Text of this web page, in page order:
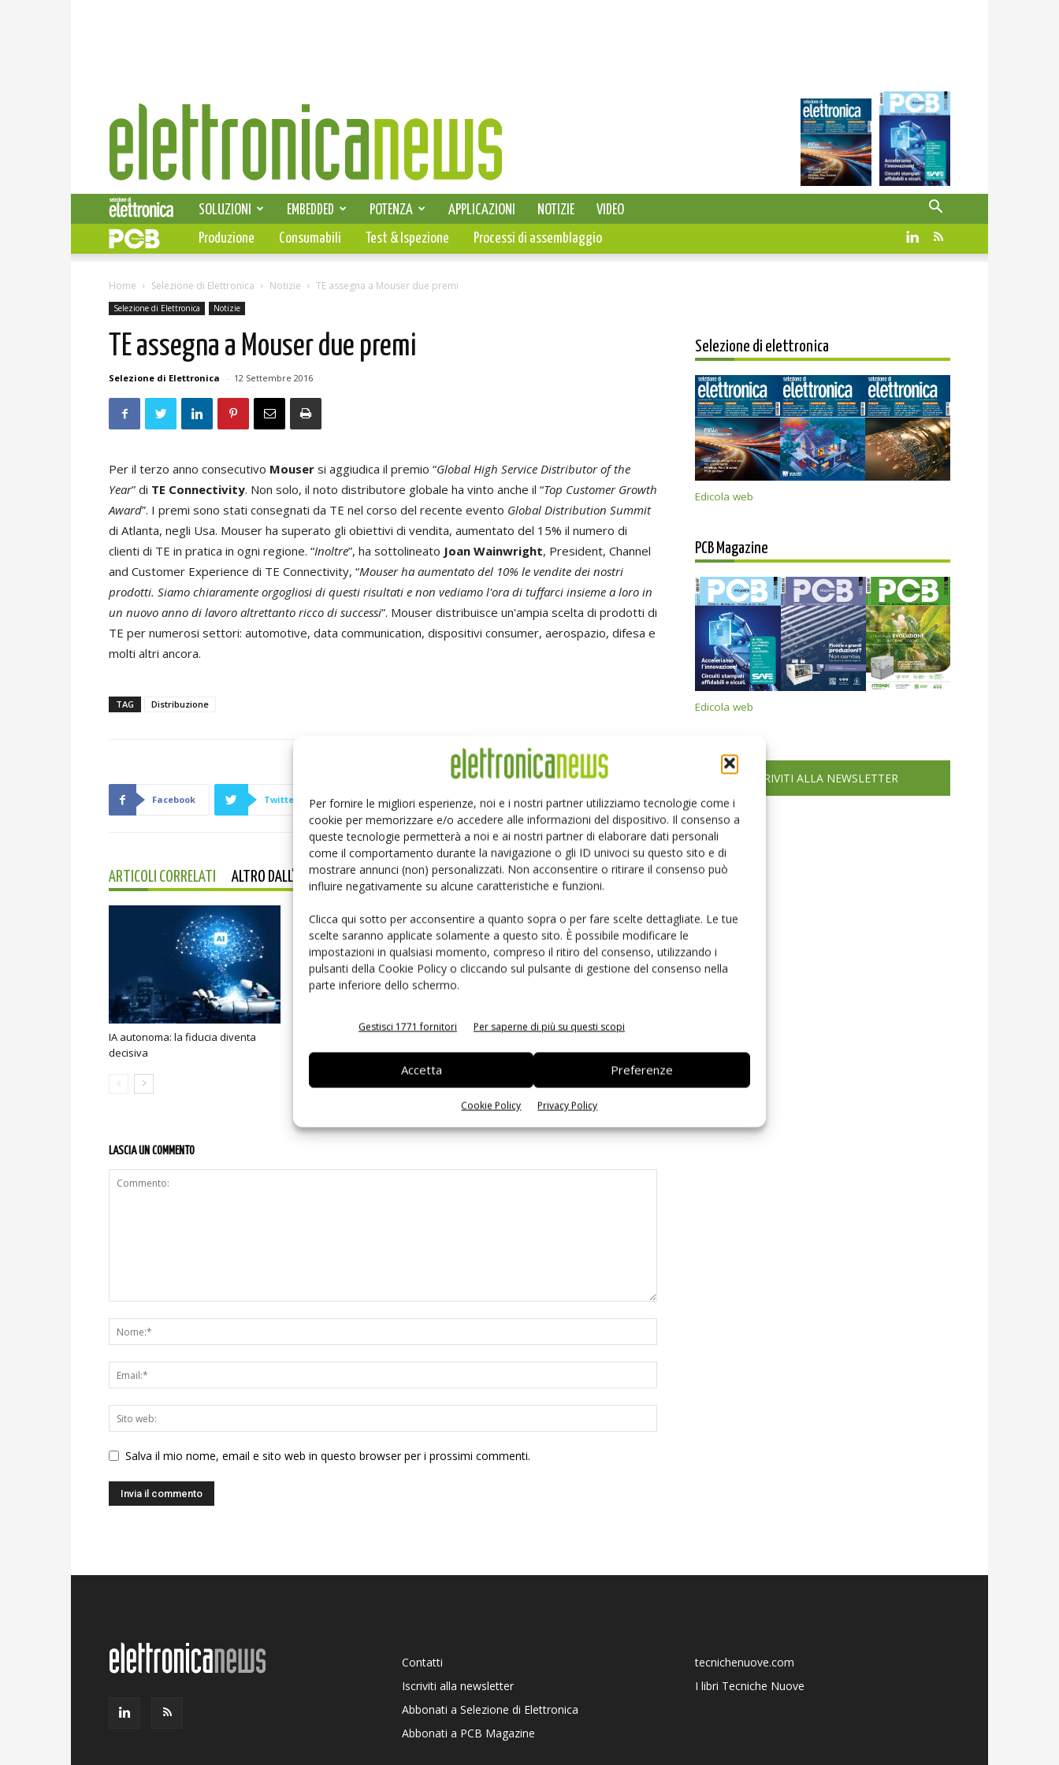
Per fornire le migliori esperienze, noi e i nostri partner utilizziamo tecnologie come i
cookie per memorizzare e/o accedere alle informazioni del dispositivo. Il consenso a
queste tecnologie permetterà a noi e ai nostri partner di elaborare dati personali
come il comportamento durante la navigazione o gli ID univoci su questo sito e di
mostrare annunci (non) personalizzati. Non acconsentire o ritirare il consenso può
influire negativamente su alcune caratteristiche e funzioni.
Clicca qui sotto per acconsentire a quanto sopra o per fare scelte dettagliate. Le tue
scelte saranno applicate solamente a questo sito. È possibile modificare le
impostazioni in qualsiasi momento, compreso il ritiro del consenso, utilizzando i
pulsanti della Cookie Policy o cliccando sul pulsante di gestione del consenso nella
parte inferiore dello schermo.
Gestisci 1771 fornitori Per saperne di più su questi scopi
Accetta Preferenze
Cookie Policy Privacy Policy
Elettronica
News
SELEZIONE DI ELETTRONICA
SOLUZIONI EMBEDDED POTENZA APPLICAZIONI NOTIZIE
VIDEO
PCB
Produzione Consumabili Test & Ispezione Processi di assemblaggio
Home Selezione di Elettronica Notizie TE assegna a Mouser due premi
Selezione di Elettronica Notizie
TE assegna a Mouser due premi
Selezione di Elettronica - 12 Settembre 2016
Per il terzo anno consecutivo Mouser si aggiudica il premio “Global High Service Distributor of the
Year” di TE Connectivity. Non solo, il noto distributore globale ha vinto anche il “Top Customer Growth
Award”. I premi sono stati consegnati da TE nel corso del recente evento Global Distribution Summit
di Atlanta, negli Usa. Mouser ha superato gli obiettivi di vendita, aumentato del 15% il numero di
clienti di TE in pratica in ogni regione. “Inoltre”, ha sottolineato Joan Wainwright, President, Channel
and Customer Experience di TE Connectivity, “Mouser ha aumentato del 10% le vendite dei nostri
prodotti. Siamo chiaramente orgogliosi di questi risultati e non vediamo l'ora di tuffarci insieme a loro in
un nuovo anno di lavoro altrettanto ricco di successi”. Mouser distribuisce un'ampia scelta di prodotti di
TE per numerosi settori: automotive, data communication, dispositivi consumer, aerospazio, difesa e
molti altri ancora.
TAG Distribuzione
Facebook Twitter Linkedin Pinterest
ARTICOLI CORRELATI ALTRO DALL'AUTORE
IA autonoma: la fiducia diventa
decisiva
Smart home: la sfida passa da
sicurezza e interoperabilità
Siemens e NVIDIA insieme sull’IA
agentica per l’EDA
LASCIA UN COMMENTO
Salva il mio nome, email e sito web in questo browser per i prossimi commenti.
Selezione di elettronica
Edicola web
PCB Magazine
Edicola web
ISCRIVITI ALLA NEWSLETTER
Contatti
Iscriviti alla newsletter
Abbonati a Selezione di Elettronica
Abbonati a PCB Magazine
tecnichenuove.com
I libri Tecniche Nuove